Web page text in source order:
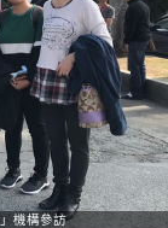
機構參訪